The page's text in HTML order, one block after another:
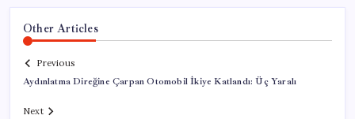
Other Articles
Previous
Aydınlatma Direğine Çarpan Otomobil İkiye Katlandı: Üç Yaralı
Next